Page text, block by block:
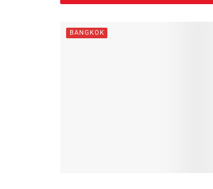
BANGKOK